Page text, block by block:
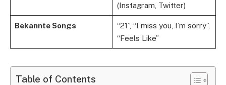
(Instagram, Twitter)
Bekannte Songs
“21”, “I miss you, I’m sorry”,
“Feels Like”
Table of Contents